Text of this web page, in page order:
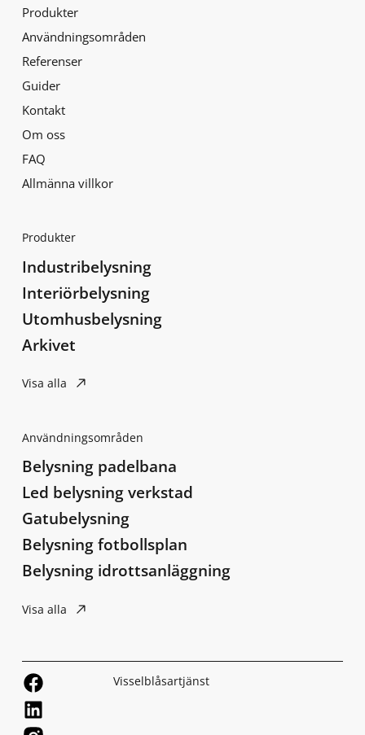
Produkter
Användningsområden
Referenser
Guider
Kontakt
Om oss
FAQ
Allmänna villkor
Produkter
Industribelysning
Interiörbelysning
Utomhusbelysning
Arkivet
Visa alla
Användningsområden
Belysning padelbana
Led belysning verkstad
Gatubelysning
Belysning fotbollsplan
Belysning idrottsanläggning
Visa alla
Visselblåsartjänst